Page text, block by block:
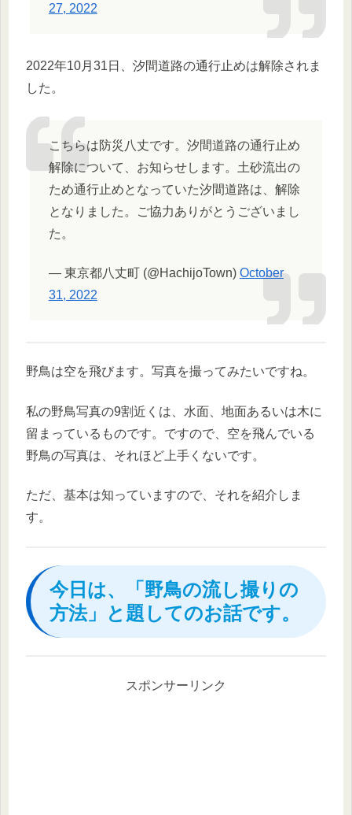
27, 2022
2022年10月31日、汐間道路の通行止めは解除されま
した。
こちらは防災八丈です。汐間道路の通行止め
解除について、お知らせします。土砂流出の
ため通行止めとなっていた汐間道路は、解除
となりました。ご協力ありがとうございまし
た。
— 東京都八丈町 (@HachijoTown) October
31, 2022
野鳥は空を飛びます。写真を撮ってみたいですね。
私の野鳥写真の9割近くは、水面、地面あるいは木に
留まっているものです。ですので、空を飛んでいる
野鳥の写真は、それほど上手くないです。
ただ、基本は知っていますので、それを紹介しま
す。
今日は、「野鳥の流し撮りの
方法」と題してのお話です。
スポンサーリンク